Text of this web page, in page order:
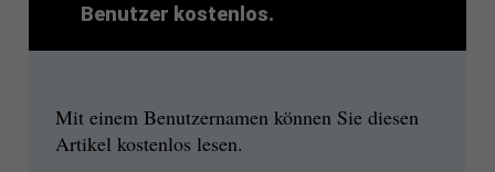
Benutzer kostenlos.
Mit einem Benutzernamen können Sie diesen
Artikel kostenlos lesen.